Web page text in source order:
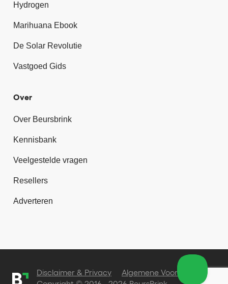
Hydrogen
Marihuana Ebook
De Solar Revolutie
Vastgoed Gids
Over
Over Beursbrink
Kennisbank
Veelgestelde vragen
Resellers
Adverteren
Disclaimer & Privacy Algemene Voorwaarden